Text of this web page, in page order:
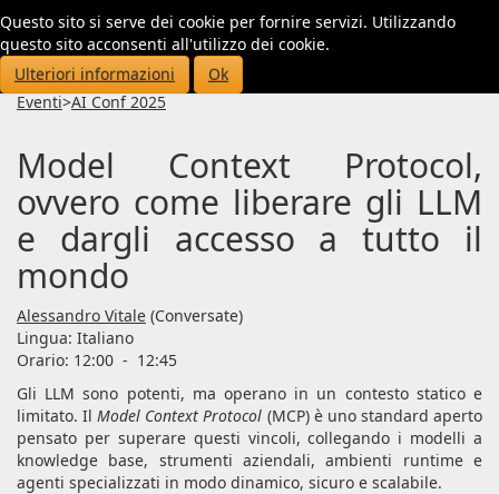
Questo sito si serve dei cookie per fornire servizi. Utilizzando
questo sito acconsenti all'utilizzo dei cookie.
Ulteriori informazioni
Ok
Eventi>AI Conf 2025
Model Context Protocol,
ovvero come liberare gli LLM
e dargli accesso a tutto il
mondo
Alessandro Vitale (Conversate)
Lingua: Italiano
Orario: 12:00 - 12:45
Gli LLM sono potenti, ma operano in un contesto statico e
limitato. IlModel Context Protocol (MCP) è uno standard aperto
pensato per superare questi vincoli, collegando i modelli a
knowledge base, strumenti aziendali, ambienti runtime e
agenti specializzati in modo dinamico, sicuro e scalabile.